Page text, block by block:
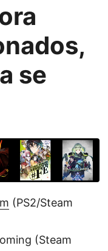
se
(PS2/Steam
(Steam